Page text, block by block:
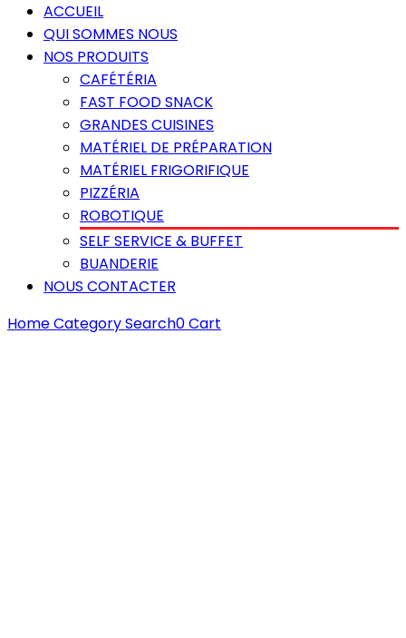
ACCUEIL
QUI SOMMES NOUS
NOS PRODUITS
CAFÉTÉRIA
FAST FOOD SNACK
GRANDES CUISINES
MATÉRIEL DE PRÉPARATION
MATÉRIEL FRIGORIFIQUE
PIZZÉRIA
ROBOTIQUE
SELF SERVICE & BUFFET
BUANDERIE
NOUS CONTACTER
HomeCategorySearch0Cart